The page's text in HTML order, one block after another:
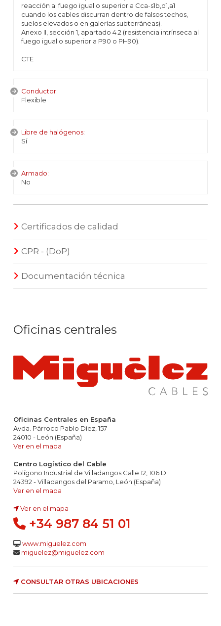
reacción al fuego igual o superior a Cca-s1b,d1,a1
cuando los cables discurran dentro de falsos techos,
suelos elevados o en galerías subterráneas).
Anexo II, sección 1, apartado 4.2 (resistencia intrínseca al
fuego igual o superior a P90 o PH90).
CTE
Conductor:
Flexible
Libre de halógenos:
Sí
Armado:
No
Certificados de calidad
CPR - (DoP)
Documentación técnica
Oficinas centrales
Oficinas Centrales en España
Avda. Párroco Pablo Díez, 157
24010 - León (España)
Ver en el mapa
Centro Logístico del Cable
Polígono Industrial de Villadangos Calle 12, 106 D
24392 - Villadangos del Paramo, León (España)
Ver en el mapa
Ver en el mapa
+34 987 84 51 01
www.miguelez.com
miguelez@miguelez.com
CONSULTAR OTRAS UBICACIONES